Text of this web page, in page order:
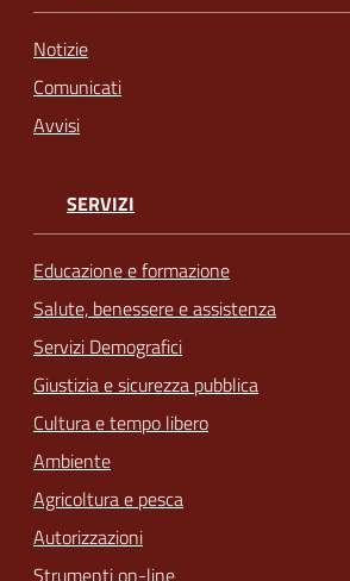
Notizie
Comunicati
Avvisi
SERVIZI
Educazione e formazione
Salute, benessere e assistenza
Servizi Demografici
Giustizia e sicurezza pubblica
Cultura e tempo libero
Ambiente
Agricoltura e pesca
Autorizzazioni
Strumenti on-line